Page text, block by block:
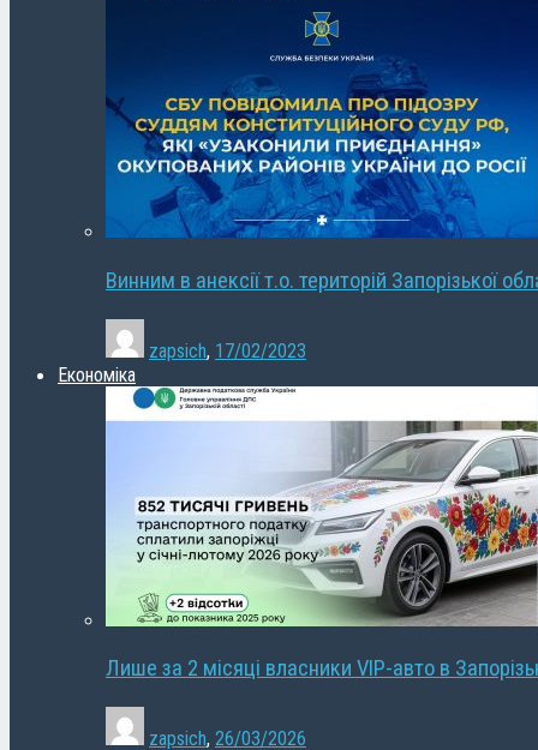
Винним в анексії т.о. територій Запорізької
zapsich, 17/02/2023
Економіка
Лише за 2 місяці власники VIP-авто в
zapsich, 26/03/2026